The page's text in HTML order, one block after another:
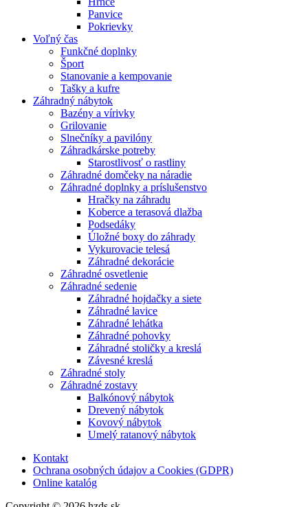
Panvice
Pokrievky
Voľný čas
Funkčné doplnky
Šport
Stanovanie a kempovanie
Tašky a kufre
Záhradný nábytok
Bazény a vírivky
Grilovanie
Slnečníky a pavilóny
Záhradkárske potreby
Starostlivosť o rastliny
Záhradné domčeky na náradie
Záhradné doplnky a príslušenstvo
Hračky na záhradu
Koberce a terasová dlažba
Podsedáky
Úložné boxy do záhrady
Vykurovacie telesá
Záhradné dekorácie
Záhradné osvetlenie
Záhradné sedenie
Záhradné hojdačky a siete
Záhradné lavice
Záhradné lehátka
Záhradné pohovky
Záhradné stoličky a kreslá
Závesné kreslá
Záhradné stoly
Záhradné zostavy
Balkónový nábytok
Drevený nábytok
Kovový nábytok
Umelý ratanový nábytok
Kontakt
Ochrana osobných údajov a Cookies (GDPR)
Online katalóg